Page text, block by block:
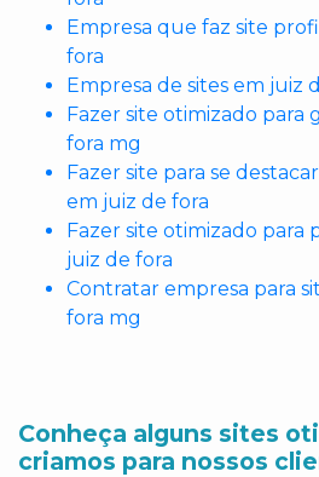
Empresa que faz site
fora
Empresa de sites em juiz
Fazer site otimizado para
fora mg
Fazer site para se
em juiz de fora
Fazer site otimizado para
juiz de fora
Contratar empresa para
fora mg
Conheça alguns sites
criamos para nossos